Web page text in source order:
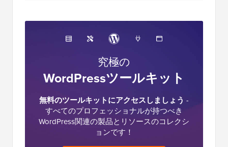
究極の
WordPressツールキット
無料のツールキットにアクセスしましょう -
すべてのプロフェッショナルが持つべき
WordPress関連の製品とリソースのコレクシ
ョンです！